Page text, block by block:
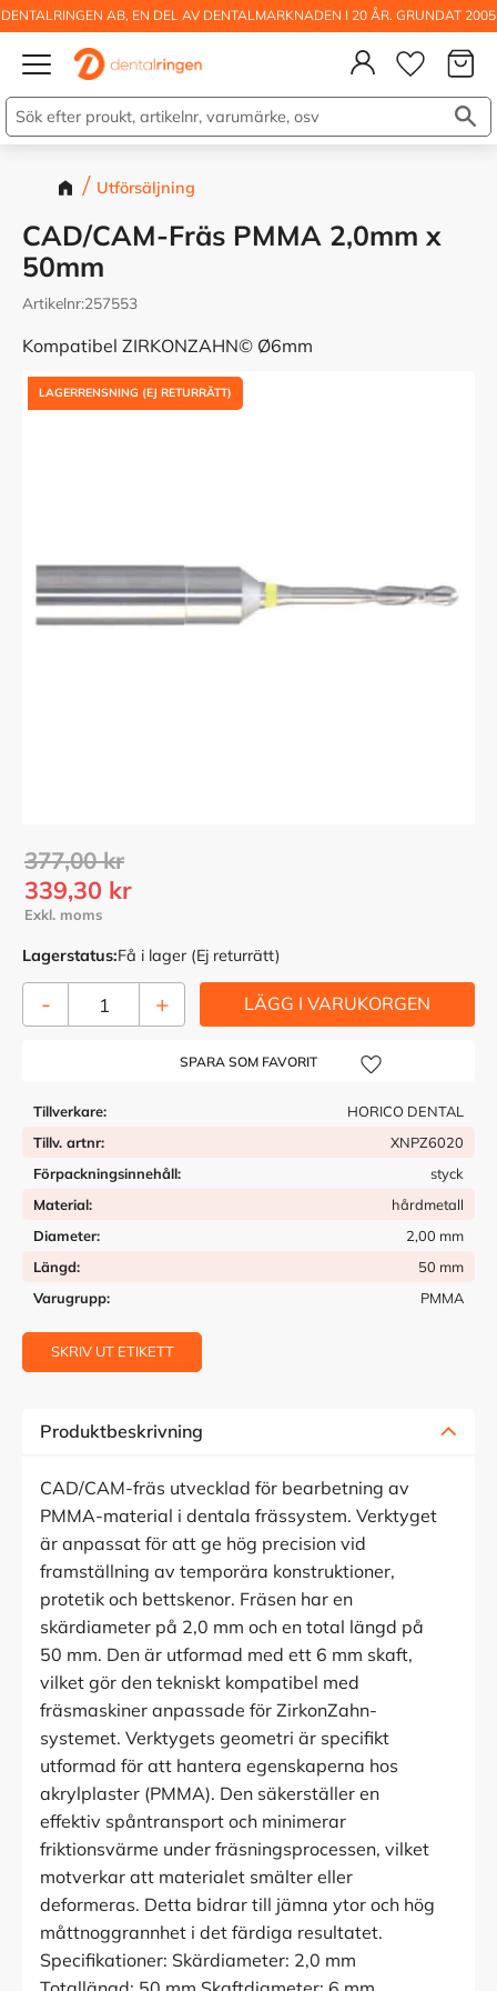
DENTALRINGEN AB, EN DEL AV DENTALMARKNADEN I 20 ÅR. GRUNDAT 2005
Utförsäljning
CAD/CAM-Fräs PMMA 2,0mm x
50mm
Artikelnr 257553
Kompatibel ZIRKONZAHN© Ø6mm
LAGERRENSNING (EJ RETURRÄTT)
Nedsatt pris:
339,30 kr
Ordinarie pris:
377,00kr
Lagerstatus Få i lager (Ej returrätt)
+
-
Lägg till i önskelista
Tillverkare
HORICO DENTAL
Tillv. artnr
XNPZ6020
Förpackningsinnehåll
styck
Material
hårdmetall
Diameter
2,00 mm
Längd
50 mm
Varugrupp
PMMA
SKRIV UT ETIKETT
Produktbeskrivning
CAD/CAM-fräs utvecklad för bearbetning av
PMMA-material i dentala frässystem. Verktyget
är anpassat för att ge hög precision vid
framställning av temporära konstruktioner,
protetik och bettskenor. Fräsen har en
skärdiameter på 2,0 mm och en total längd på
50 mm. Den är utformad med ett 6 mm skaft,
vilket gör den tekniskt kompatibel med
fräsmaskiner anpassade för ZirkonZahn-
systemet. Verktygets geometri är specifikt
utformad för att hantera egenskaperna hos
akrylplaster (PMMA). Den säkerställer en
effektiv spåntransport och minimerar
friktionsvärme under fräsningsprocessen, vilket
motverkar att materialet smälter eller
deformeras. Detta bidrar till jämna ytor och hög
måttnoggrannhet i det färdiga resultatet.
Specifikationer: Skärdiameter: 2,0 mm